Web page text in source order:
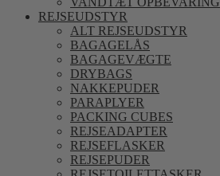
REJSEUDSTYR
ALT REJSEUDSTYR
BAGAGELÅS
BAGAGEVÆGTE
DRYBAGS
NAKKEPUDER
PARAPLYER
PACKING CUBES
REJSEADAPTER
REJSEFLASKER
REJSEPUDER